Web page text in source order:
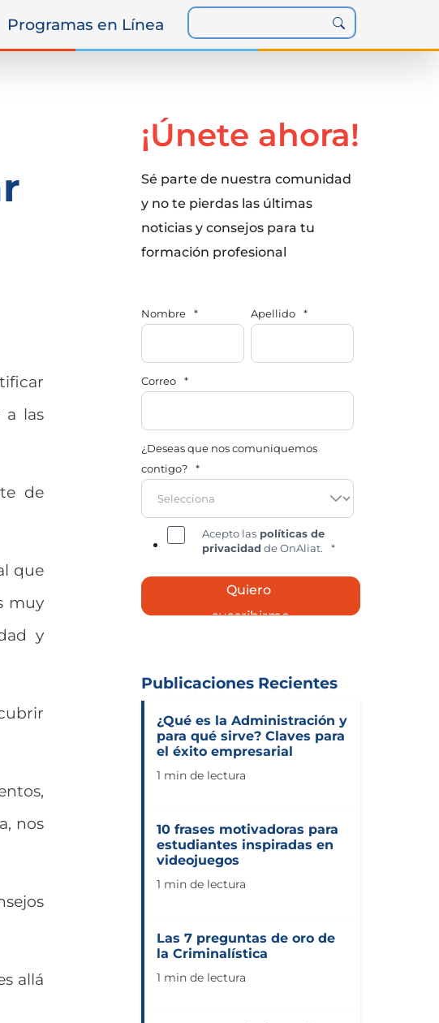
Programas en Línea
a las
de
que
muy
y
nos
allá
¡Únete ahora!
Sé parte de nuestra comunidad
y no te pierdas las últimas
noticias y consejos para tu
formación profesional
Nombre * Apellido *
Correo *
¿Deseas que nos comuniquemos
contigo?
*
Acepto las políticas de
privacidad de OnAliat. *
Publicaciones Recientes
¿Qué es la Administración y
para qué sirve? Claves para
el éxito empresarial
1 min de lectura
10 frases motivadoras para
estudiantes inspiradas en
videojuegos
1 min de lectura
Las 7 preguntas de oro de
la Criminalística
1 min de lectura